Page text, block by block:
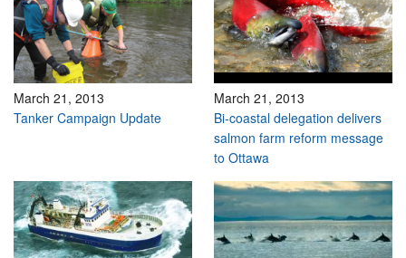
Centre des Médias
Les Cartes
Passez à l'action
March 21, 2013
Tanker Campaign Update
March 21, 2013
Bi-coastal delegation delivers
salmon farm reform message
to Ottawa